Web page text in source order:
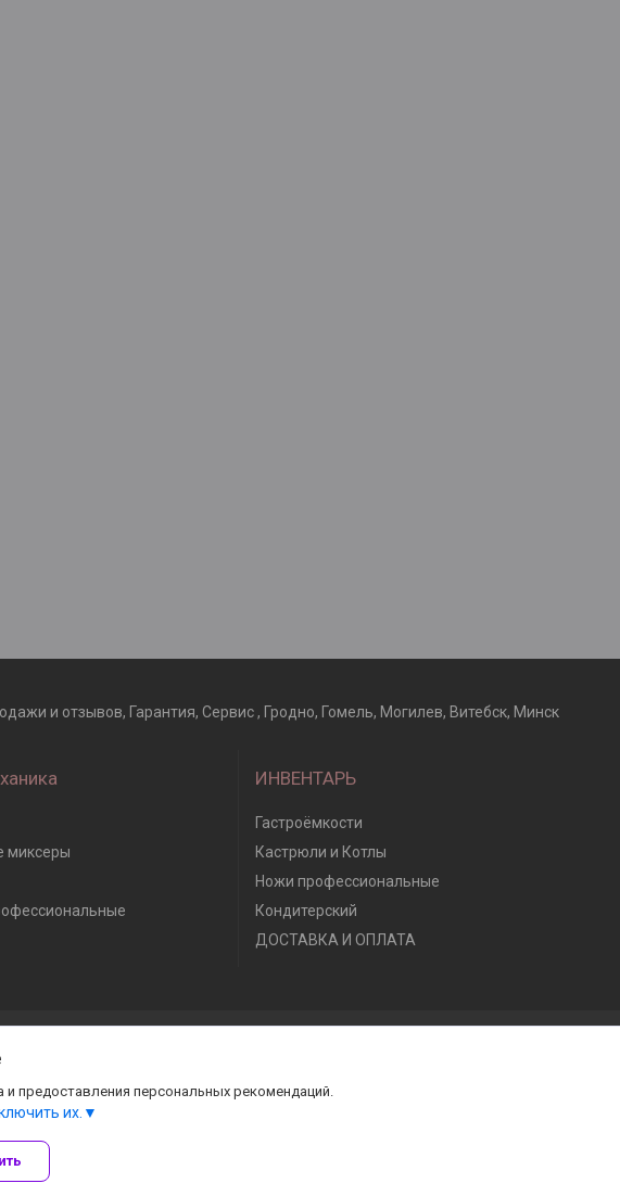
и отзывов, Гарантия, Сервис , Гродно, Гомель, Могилев, Витебск, Минск
миксеры
ИНВЕНТАРЬ
Гастроёмкости
Кастрюли и Котлы
Ножи профессиональные
Кондитерский
ДОСТАВКА И ОПЛАТА
предоставления персональных рекомендаций.
их.